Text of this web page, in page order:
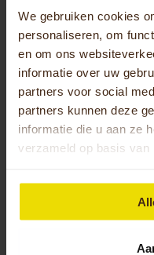
We gebruiken cookies
personaliseren, om
en om ons
informatie over uw
partners voor social
partners kunnen deze
informatie die u aan ze
verzameld op basis van
Vrijdag
9.30
Zaterdag
Zondag